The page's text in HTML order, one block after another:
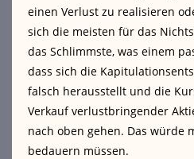
einen Verlust zu realisieren
sich die meisten für das
das Schlimmste, was einem
dass sich die
falsch herausstellt und die
Verkauf verlustbringender
nach oben gehen. Das würde
bedauern müssen.